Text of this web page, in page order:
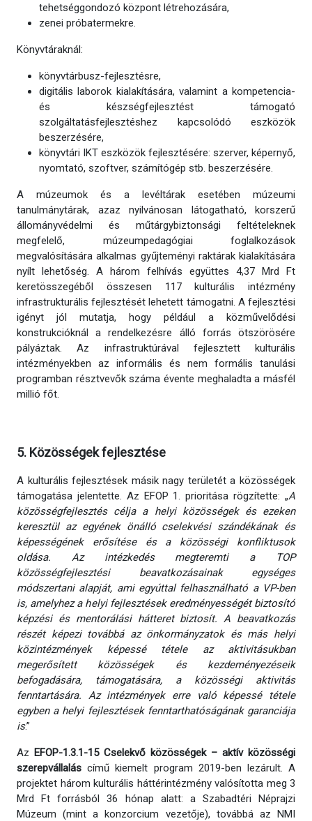
tehetséggondozó központ létrehozására,
zenei próbatermekre.
Könyvtáraknál:
könyvtárbusz-fejlesztésre,
digitális laborok kialakítására, valamint a kompetencia-
és készségfejlesztést támogató
szolgáltatásfejlesztéshez kapcsolódó eszközök
beszerzésére,
könyvtári IKT eszközök fejlesztésére: szerver, képernyő,
nyomtató, szoftver, számítógép stb. beszerzésére.
A múzeumok és a levéltárak esetében múzeumi
tanulmánytárak, azaz nyilvánosan látogatható, korszerű
állományvédelmi és műtárgybiztonsági feltételeknek
megfelelő, múzeumpedagógiai foglalkozások
megvalósítására alkalmas gyűjteményi raktárak kialakítására
nyílt lehetőség. A három felhívás együttes 4,37 Mrd Ft
keretösszegéből összesen 117 kulturális intézmény
infrastrukturális fejlesztését lehetett támogatni. A fejlesztési
igényt jól mutatja, hogy például a közművelődési
konstrukcióknál a rendelkezésre álló forrás ötszörösére
pályáztak. Az infrastruktúrával fejlesztett kulturális
intézményekben az informális és nem formális tanulási
programban résztvevők száma évente meghaladta a másfél
millió főt.
5. Közösségek fejlesztése
A kulturális fejlesztések másik nagy területét a közösségek
támogatása jelentette. Az EFOP 1. prioritása rögzítette: „A
közösségfejlesztés célja a helyi közösségek és ezeken
keresztül az egyének önálló cselekvési szándékának és
képességének erősítése és a közösségi konfliktusok
oldása. Az intézkedés megteremti a TOP
közösségfejlesztési beavatkozásainak egységes
módszertani alapját, ami egyúttal felhasználható a VP-ben
is, amelyhez a helyi fejlesztések eredményességét biztosító
képzési és mentorálási hátteret biztosít. A beavatkozás
részét képezi továbbá az önkormányzatok és más helyi
közintézmények képessé tétele az aktivitásukban
megerősített közösségek és kezdeményezéseik
befogadására, támogatására, a közösségi aktivitás
fenntartására. Az intézmények erre való képessé tétele
egyben a helyi fejlesztések fenntarthatóságának garanciája
is.”
Az EFOP-1.3.1-15 Cselekvő közösségek – aktív közösségi
szerepvállalás című kiemelt program 2019-ben lezárult. A
projektet három kulturális háttérintézmény valósította meg 3
Mrd Ft forrásból 36 hónap alatt: a Szabadtéri Néprajzi
Múzeum (mint a konzorcium vezetője), továbbá az NMI